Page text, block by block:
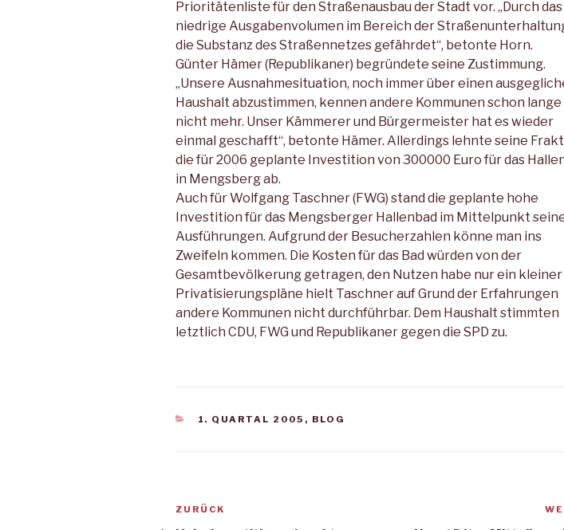
Prioritätenliste für den Straßenausbau der Stadt vor. „Durch das
niedrige Ausgabenvolumen im Bereich der
die Substanz des Straßennetzes gefährdet“, betonte Horn.
Günter Hämer (Republikaner) begründete seine Zustimmung.
„Unsere Ausnahmesituation, noch immer über einen
Haushalt abzustimmen, kennen andere Kommunen schon lange
nicht mehr. Unser Kämmerer und Bürgermeister hat es wieder
einmal geschafft“, betonte Hämer. Allerdings lehnte seine
die für 2006 geplante Investition von 300000 Euro für das
in Mengsberg ab.
Auch für Wolfgang Taschner (FWG) stand die geplante hohe
Investition für das Mengsberger Hallenbad im Mittelpunkt
Ausführungen. Aufgrund der Besucherzahlen könne man ins
Zweifeln kommen. Die Kosten für das Bad würden von der
Gesamtbevölkerung getragen, den Nutzen habe nur ein kleiner
Privatisierungspläne hielt Taschner auf Grund der Erfahrungen
andere Kommunen nicht durchführbar. Dem Haushalt stimmten
letztlich CDU, FWG und Republikaner gegen die SPD zu.
KATEGORIEN
1. QUARTAL 2005 , BLOG
Beitragsnavigation
Vorheriger
ZURÜCK